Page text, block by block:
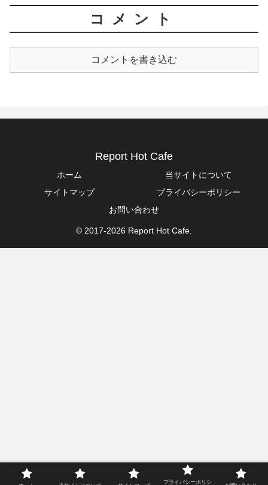
コメント
コメントを書き込む
Report Hot Cafe
ホーム
当サイトについて
サイトマップ
プライバシーポリシー
お問い合わせ
© 2017-2026 Report Hot Cafe.
プライバシーポリシ